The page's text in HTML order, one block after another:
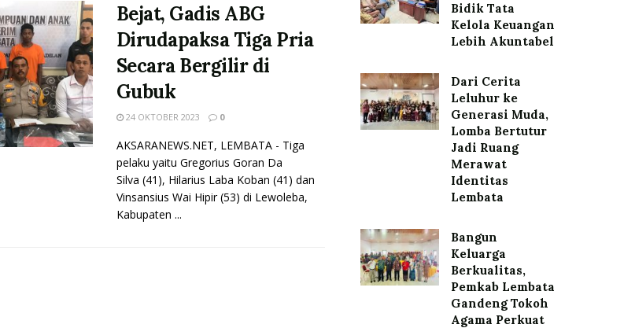
Bejat, Gadis ABG
Dirudapaksa Tiga Pria
Secara Bergilir di
Gubuk
24 OKTOBER 2023 0
AKSARANEWS.NET, LEMBATA - Tiga
pelaku yaitu Gregorius Goran Da
Silva (41), Hilarius Laba Koban (41) dan
Vinsansius Wai Hipir (53) di Lewoleba,
Kabupaten ...
Bidik Tata
Kelola Keuangan
Lebih Akuntabel
Dari Cerita
Leluhur ke
Generasi Muda,
Lomba Bertutur
Jadi Ruang
Merawat
Identitas
Lembata
Bangun
Keluarga
Berkualitas,
Pemkab Lembata
Gandeng Tokoh
Agama Perkuat